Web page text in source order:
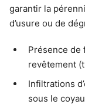
garantir la
d’usure ou de
Présence de
revêtement
Infiltrations
sous le